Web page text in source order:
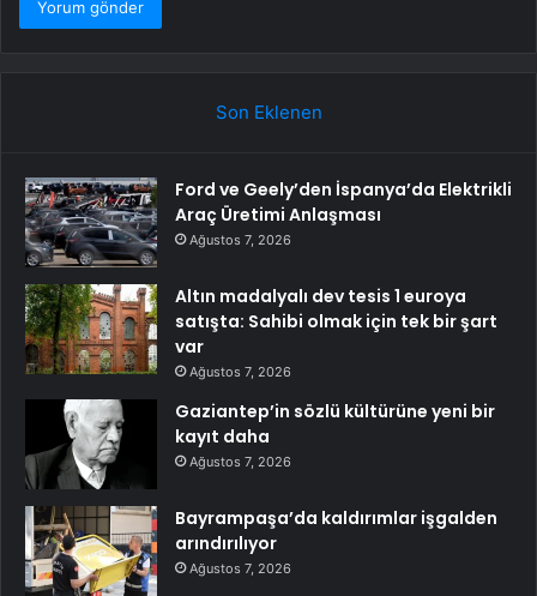
Son Eklenen
Ford ve Geely’den İspanya’da Elektrikli
Araç Üretimi Anlaşması
Ağustos 7, 2026
Altın madalyalı dev tesis 1 euroya
satışta: Sahibi olmak için tek bir şart
var
Ağustos 7, 2026
Gaziantep’in sözlü kültürüne yeni bir
kayıt daha
Ağustos 7, 2026
Bayrampaşa’da kaldırımlar işgalden
arındırılıyor
Ağustos 7, 2026